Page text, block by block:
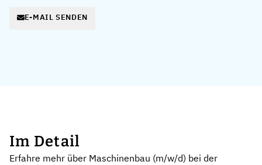
E-MAIL SENDEN
Im Detail
Erfahre mehr über Maschinenbau (m/w/d) bei der